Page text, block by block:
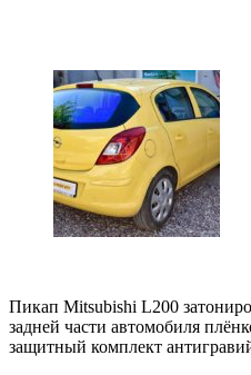
Пикап Mitsubishi L200
задней части автомобиля
защитный комплект